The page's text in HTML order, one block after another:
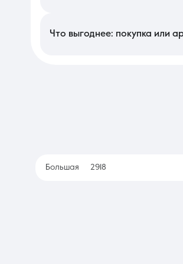
Что выгоднее: покупка или
позволяя изучить разные локации без
Большая 2918